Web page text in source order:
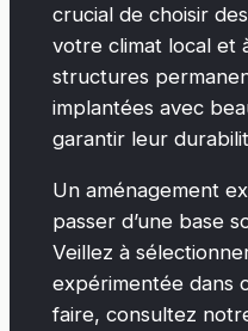
crucial de choisir
votre climat local et
structures
implantées avec
garantir leur
Un aménagement
passer d’une base
Veillez à
expérimentée dans
faire, consultez